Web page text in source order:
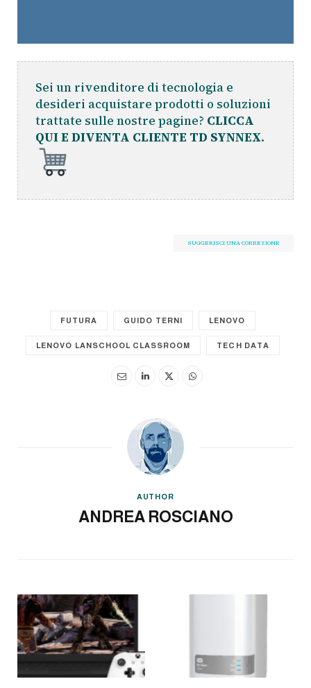
Sei un rivenditore di tecnologia e
desideri acquistare prodotti o soluzioni
trattate sulle nostre pagine? CLICCA
QUI E DIVENTA CLIENTE TD SYNNEX.
SUGGERISCI UNA CORREZIONE
FUTURA GUIDO TERNI LENOVO
LENOVO LANSCHOOL CLASSROOM TECH DATA
AUTHOR
ANDREA ROSCIANO